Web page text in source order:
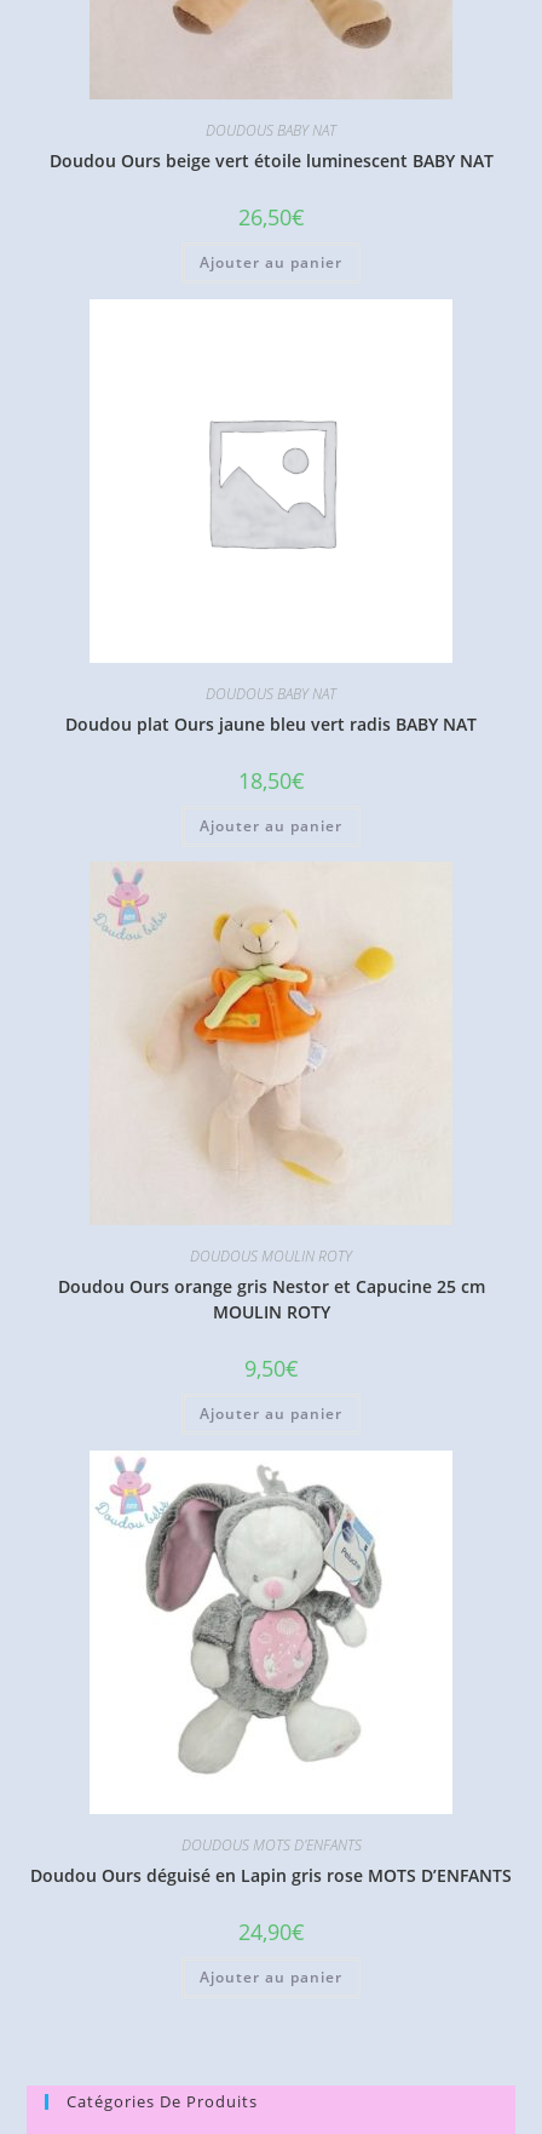
DOUDOUS BABY NAT
Doudou Ours beige vert étoile luminescent BABY NAT
26,50€
Ajouter au panier
DOUDOUS BABY NAT
Doudou plat Ours jaune bleu vert radis BABY NAT
18,50€
Ajouter au panier
DOUDOUS MOULIN ROTY
Doudou Ours orange gris Nestor et Capucine 25 cm
MOULIN ROTY
9,50€
Ajouter au panier
DOUDOUS MOTS D'ENFANTS
Doudou Ours déguisé en Lapin gris rose MOTS D’ENFANTS
24,90€
Ajouter au panier
Catégories De Produits